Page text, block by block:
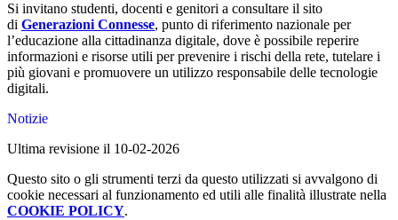
Si invitano studenti, docenti e genitori a consultare il sito
di Generazioni Connesse, punto di riferimento nazionale per
l’educazione alla cittadinanza digitale, dove è possibile reperire
informazioni e risorse utili per prevenire i rischi della rete, tutelare i
più giovani e promuovere un utilizzo responsabile delle tecnologie
digitali.
Notizie
Ultima revisione il 10-02-2026
Questo sito o gli strumenti terzi da questo utilizzati si avvalgono di
cookie necessari al funzionamento ed utili alle finalità illustrate nella
COOKIE POLICY.